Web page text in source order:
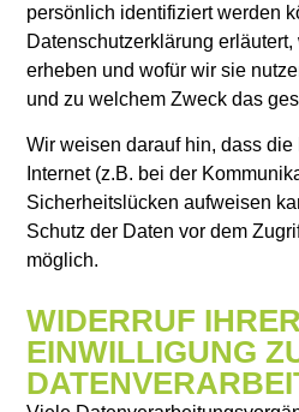
persönlich identifiziert werden
Datenschutzerklärung
erheben und wofür wir sie
und zu welchem Zweck das
Wir weisen darauf hin, dass
Internet (z.B. bei der
Sicherheitslücken aufweisen
Schutz der Daten vor dem
möglich.
WIDERRUF IHRER
EINWILLIGUNG